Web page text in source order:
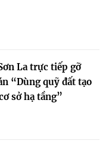
La trực tiếp gỡ
“Dùng quỹ đất tạo
sở hạ tầng”